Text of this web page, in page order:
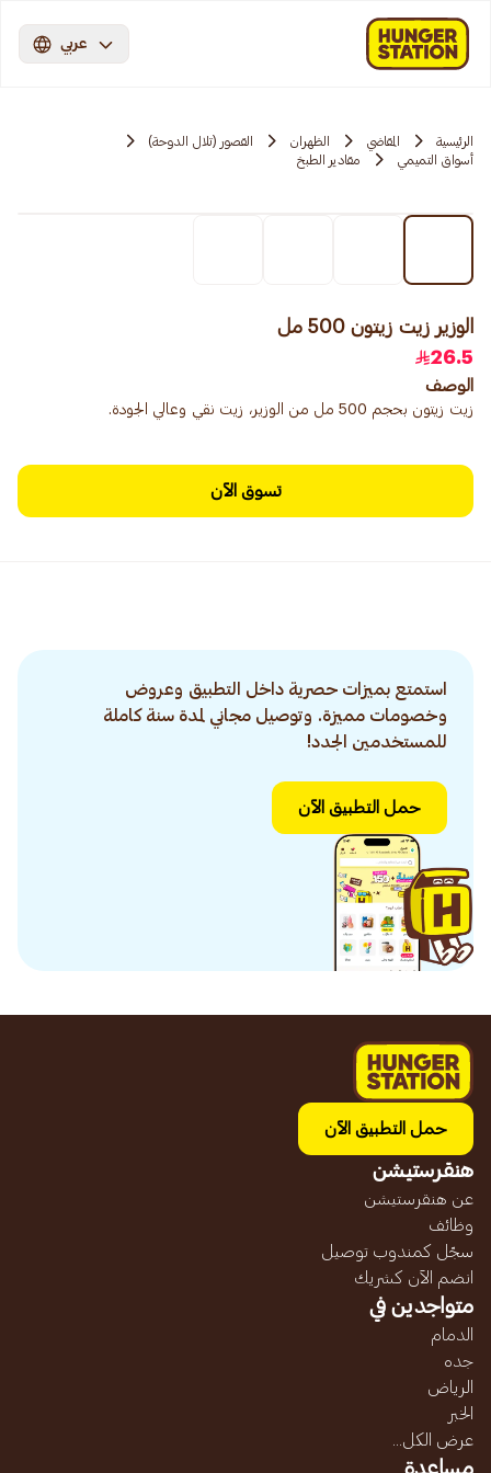
عربي
الرئيسية المقاضي الظهران
القصور (تلال الدوحة)
أسواق التميمي
مقادير الطبخ
الوزير زيت زيتون 500 مل
26.5
الوصف
زيت زيتون بحجم 500 مل من الوزير، زيت نقي وعالي الجودة.
تسوق الآن
استمتع بميزات حصرية داخل التطبيق وعروض
وخصومات مميزة. وتوصيل مجاني لمدة سنة كاملة
للمستخدمين الجدد!
حمل التطبيق الآن
حمل التطبيق الآن
هنقرستيشن
عن هنقرستيشن
وظائف
سجّل كمندوب توصيل
انضم الآن كشريك
متواجدين في
الدمام
جده
الرياض
الخبر
عرض الكل...